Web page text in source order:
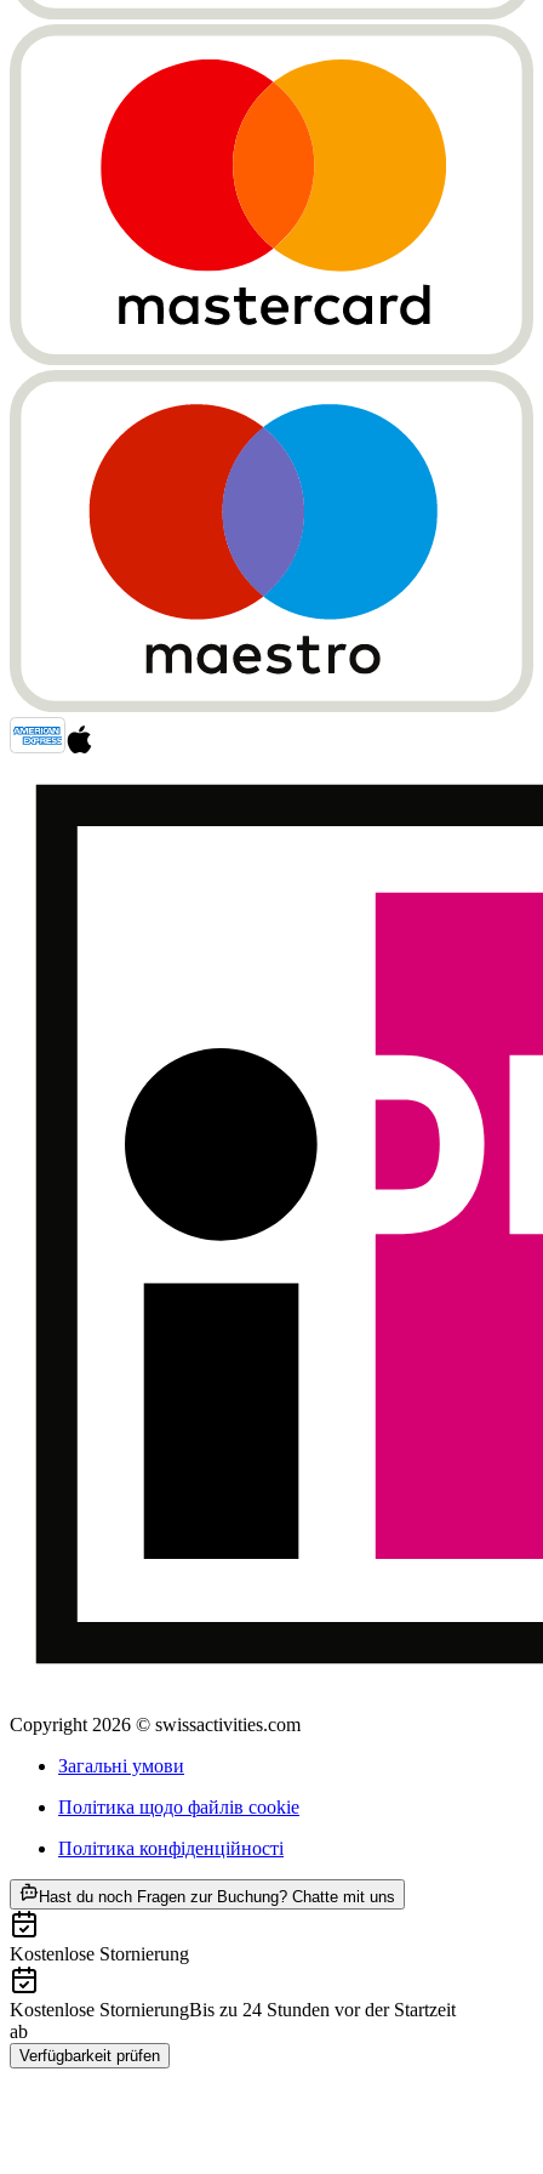
Copyright 2026 © swissactivities.com
Загальні умови
Політика щодо файлів cookie
Політика конфіденційності
Hast du noch Fragen zur Buchung? Chatte mit uns
Kostenlose Stornierung
Kostenlose StornierungBis zu 24 Stunden vor der Startzeit
ab
Verfügbarkeit prüfen